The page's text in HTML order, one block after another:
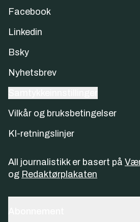
Facebook
Linkedin
Bsky
Nyhetsbrev
Vilkår og bruksbetingelser
KI-retningslinjer
All journalistikk er basert på
og Redaktørplakaten